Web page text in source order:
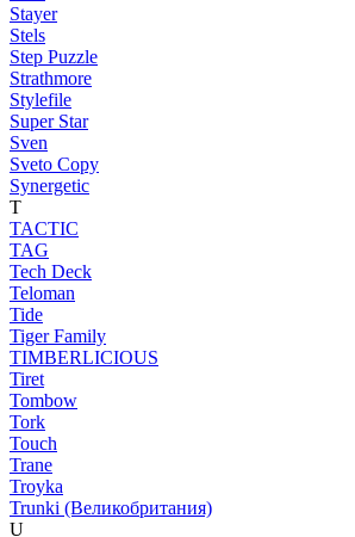
Stayer
Stels
Step Puzzle
Strathmore
Stylefile
Super Star
Sven
Sveto Copy
Synergetic
T
TACTIC
TAG
Tech Deck
Teloman
Tide
Tiger Family
TIMBERLICIOUS
Tiret
Tombow
Tork
Touch
Trane
Troyka
Trunki (Великобритания)
U